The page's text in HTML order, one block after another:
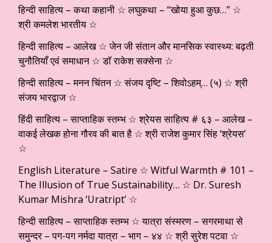
हिन्दी साहित्य – कथा कहानी ☆ लघुकथा – “खोया हुआ कुछ…” ☆
श्री कमलेश भारतीय ☆
हिन्दी साहित्य – आलेख ☆ जेन जी संतान और मानसिक स्वास्थ्य: बढ़ती
चुनौतियाँ एवं समाधान ☆ डाॅ राकेश सक्सेना ☆
हिन्दी साहित्य – मनन चिंतन ☆ संजय दृष्टि – शिवोऽहम्… (५) ☆ श्री
संजय भारद्वाज ☆
हिंदी साहित्य – साप्ताहिक स्तम्भ ☆ श्रेयस साहित्य # ६३ – आलेख –
वाकई लेखक होना गौरव की बात है ☆ श्री राजेश कुमार सिंह ‘श्रेयस’
☆
English Literature – Satire ☆ Witful Warmth # 101 –
The Illusion of True Sustainability… ☆ Dr. Suresh
Kumar Mishra ‘Uratript’ ☆
हिन्दी साहित्य – साप्ताहिक स्तम्भ ☆ यात्रा संस्मरण – सगरमाथा से
समुन्दर – पग-पग नर्मदा यात्रा – भाग – ४४ ☆ श्री सुरेश पटवा ☆